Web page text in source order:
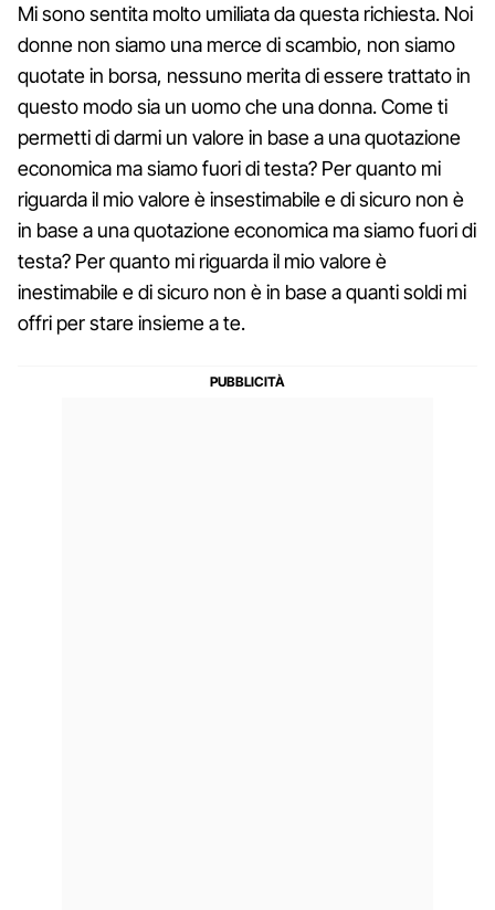
Mi sono sentita molto umiliata da questa richiesta. Noi
donne non siamo una merce di scambio, non siamo
quotate in borsa, nessuno merita di essere trattato in
questo modo sia un uomo che una donna. Come ti
permetti di darmi un valore in base a una quotazione
economica ma siamo fuori di testa? Per quanto mi
riguarda il mio valore è insestimabile e di sicuro non è
in base a una quotazione economica ma siamo fuori di
testa? Per quanto mi riguarda il mio valore è
inestimabile e di sicuro non è in base a quanti soldi mi
offri per stare insieme a te.